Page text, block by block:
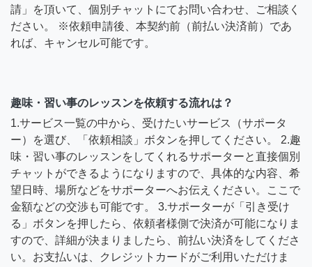
請」を頂いて、個別チャットにてお問い合わせ、ご相談く
ださい。 ※依頼申請後、本契約前（前払い決済前）であ
れば、キャンセル可能です。
趣味・習い事のレッスンを依頼する流れは？
1.サービス一覧の中から、受けたいサービス（サポータ
ー）を選び、「依頼相談」ボタンを押してください。 2.趣
味・習い事のレッスンをしてくれるサポーターと直接個別
チャットができるようになりますので、具体的な内容、希
望日時、場所などをサポーターへお伝えください。ここで
金額などの交渉も可能です。 3.サポーターが「引き受け
る」ボタンを押したら、依頼者様側で決済が可能になりま
すので、詳細が決まりましたら、前払い決済をしてくださ
い。お支払いは、クレジットカードがご利用いただけま